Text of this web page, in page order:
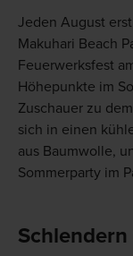
Jeden August
Makuhari Beach
Feuerwerksfest
Höhepunkte im
Zuschauer zu
sich in einen
aus Baumwolle,
Sommerparty im